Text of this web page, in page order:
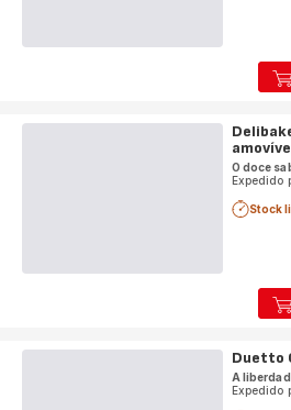
O doce
Expedido
Stock
Duetto
A
Expedido